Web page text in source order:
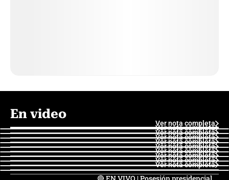
En video
Ver nota completa
Ver nota completa
Ver nota completa
Ver nota completa
Ver nota completa
Ver nota completa
Ver nota completa
Ver nota completa
Ver nota completa
Ver nota completa